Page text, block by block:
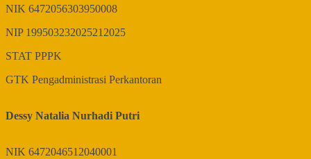
NIK 6472056303950008
NIP 199503232025212025
STAT PPPK
GTK Pengadministrasi Perkantoran
Dessy Natalia Nurhadi Putri
NIK 6472046512040001